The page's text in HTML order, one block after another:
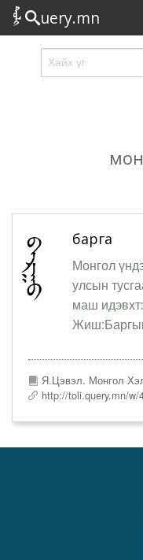
uery.mn
Сонирхолтой
барга
Монгол
улсын
маш
Я.Цэвэл. Монгол
http://toli.query.mn/w/